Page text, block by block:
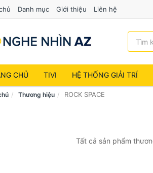
Danh mục Giới thiệu Liên hệ
CHỦ TIVI HỆ THỐNG GIẢI TRÍ
Thương hiệu ROCK SPACE
Tất cả sản phẩm